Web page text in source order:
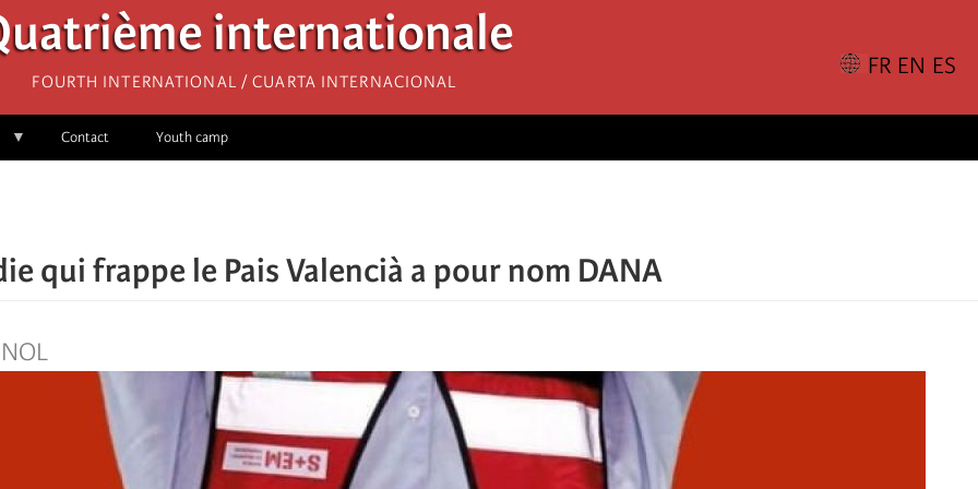
internationale
Fourth International / Cuarta Internacional
Contact Youth camp
qui frappe le Pais Valencià a pour nom DANA